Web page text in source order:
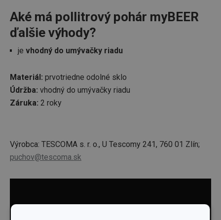
Aké má pollitrový pohár myBEER
ďalšie výhody?
je vhodný do umývačky riadu
Materiál: prvotriedne odolné sklo
Údržba: vhodný do umývačky riadu
Záruka: 2 roky
Výrobca: TESCOMA s. r. o., U Tescomy 241, 760 01 Zlín;
puchov@tescoma.sk